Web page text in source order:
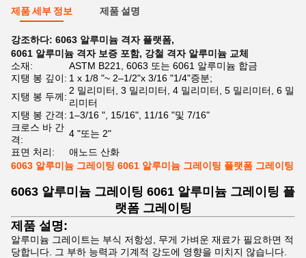
제품 세부 정보 제품 설명
강조하다: 6063 알루미늄 격자 플랫폼,
6061 알루미늄 격자 보증 포함, 강철 격자 알루미늄 교체
소재:
ASTM B221, 6063 또는 6061 알루미늄 합금
지탱 봉 깊이: 1 x 1/8 "~ 2–1/2"x 3/16 "1/4"증분;
지탱 봉 두께:
2 밀리미터, 3 밀리미터, 4 밀리미터, 5 밀리미터, 6 밀
리미터
지탱 봉 간격: 1–3/16 ", 15/16", 11/16 "및 7/16"
크로스 바 간
격:
4 "또는 2"
표면 처리:
애노드 산화
6063 알루미늄 그레이팅 6061 알루미늄 그레이팅 플랫폼 그레이팅
6063 알루미늄 그레이팅 6061 알루미늄 그레이팅 플
랫폼 그레이팅
제품 설명:
알루미늄 그레이트는 부식 저항성, 무게 가벼운 재료가 필요하면 적
당합니다. 그 부하 능력과 기계적 강도에 영향을 미치지 않습니다.